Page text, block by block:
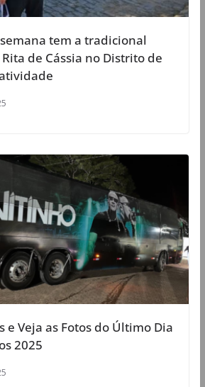
tem a tradicional
de Cássia no Distrito de
e Veja as Fotos do Último Dia
2025